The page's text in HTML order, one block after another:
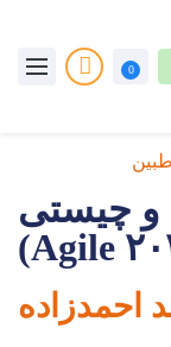
0
و چیستی
احمدزاده